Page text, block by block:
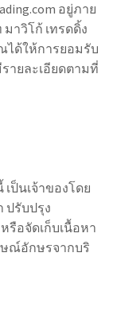
อยู่ภาย
าวิโก้ เทรดดิ้ง
ได้ให้การยอมรับ
ายละเอียดตามที่
ป็นเจ้าของโดย
ปรับปรุง
รือจัดเก็บเนื้อหา
ณ์อักษรจากบริ